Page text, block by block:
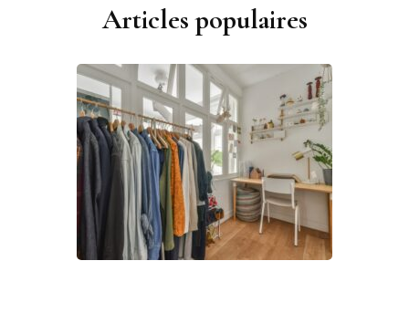
Articles populaires